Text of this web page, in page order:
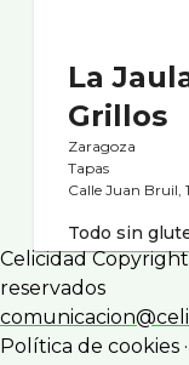
La
Grillos
Zaragoza
Tapas
Calle Juan Bruil,
Todo sin
Celicidad
reservados
Política de cookies ·